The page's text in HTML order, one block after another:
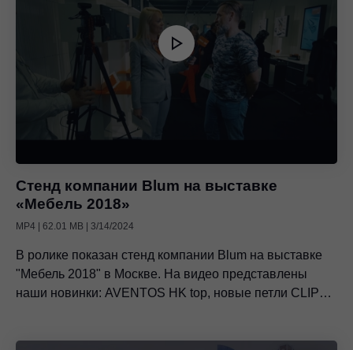
Стенд компании Blum на выставке
«Мебель 2018»
MP4 | 62.01 MB | 3/14/2024
В ролике показан стенд компании Blum на выставке
"Мебель 2018" в Москве. На видео представлены
наши новинки: AVENTOS HK top, новые петли CLIP